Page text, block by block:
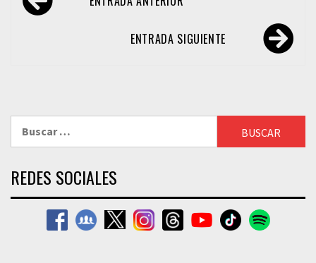
de
ENTRADA SIGUIENTE
REDES SOCIALES